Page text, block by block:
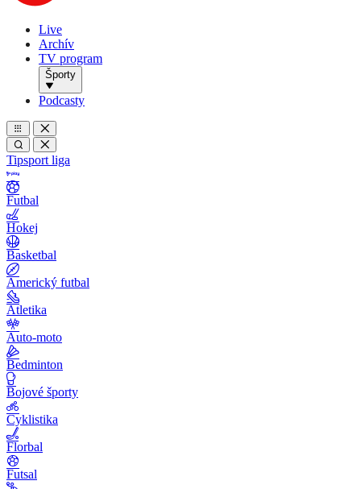
Live
Archív
TV program
Športy
Podcasty
Tipsport liga
Futbal
Hokej
Basketbal
Americký futbal
Atletika
Auto-moto
Bedminton
Bojové športy
Cyklistika
Florbal
Futsal